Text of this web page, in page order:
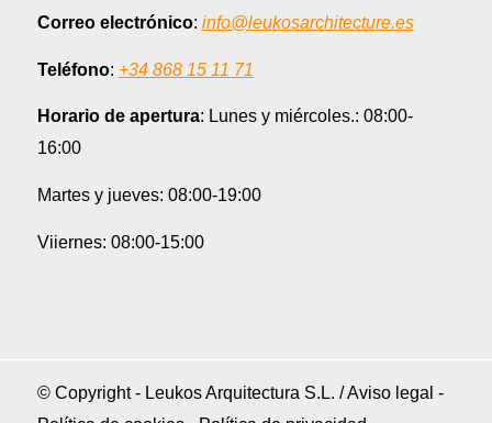
Correo electrónico: info@leukosarchitecture.es
Teléfono: +34 868 15 11 71
Horario de apertura: Lunes y miércoles.: 08:00-
16:00
Martes y jueves: 08:00-19:00
Viiernes: 08:00-15:00
© Copyright - Leukos Arquitectura S.L. /Aviso legal -